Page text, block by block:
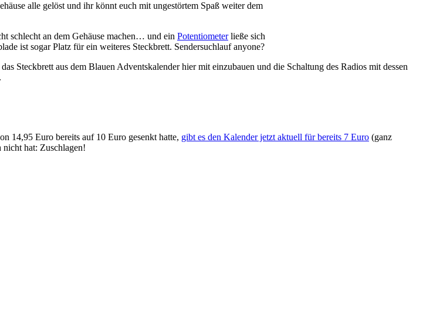
alle gelöst und ihr könnt euch mit ungestörtem Spaß weiter dem
schlecht an dem Gehäuse machen… und ein Potentiometerließe sich
ist sogar Platz für ein weiteres Steckbrett. Sendersuchlauf anyone?
Steckbrett aus dem Blauen Adventskalender hier mit einzubauen und die Schaltung des Radios mit dessen
14,95 Euro bereits auf 10 Euro gesenkt hatte, gibt es den Kalender jetzt aktuell für bereits 7 Euro (ganz
hat: Zuschlagen!